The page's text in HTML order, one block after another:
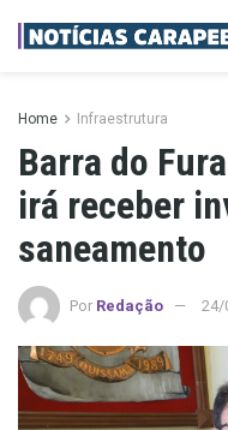
Home Infraestrutura
Barra do
irá receber
saneamento
Por Redação 24/